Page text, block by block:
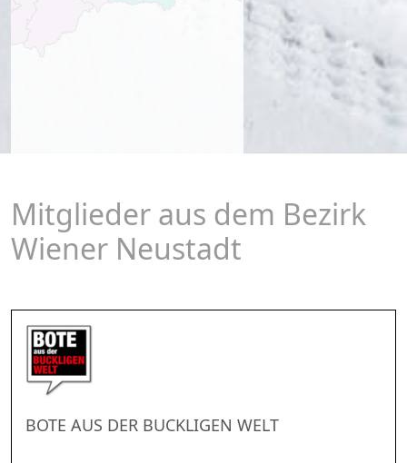
Mitglieder aus dem Bezirk
Wiener Neustadt
BOTE AUS DER BUCKLIGEN WELT